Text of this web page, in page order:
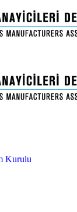
Kurulu